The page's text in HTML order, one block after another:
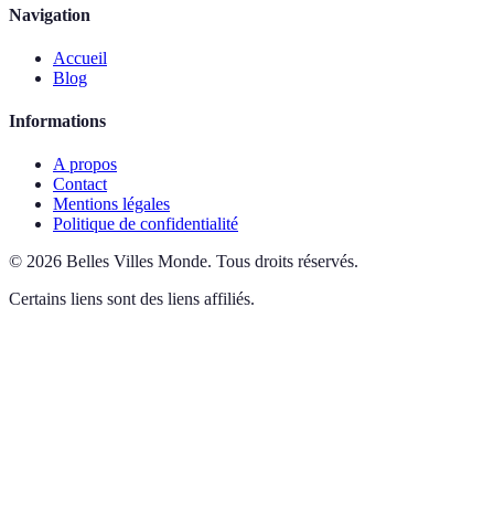
Navigation
Accueil
Blog
Informations
A propos
Contact
Mentions légales
Politique de confidentialité
© 2026 Belles Villes Monde. Tous droits réservés.
Certains liens sont des liens affiliés.